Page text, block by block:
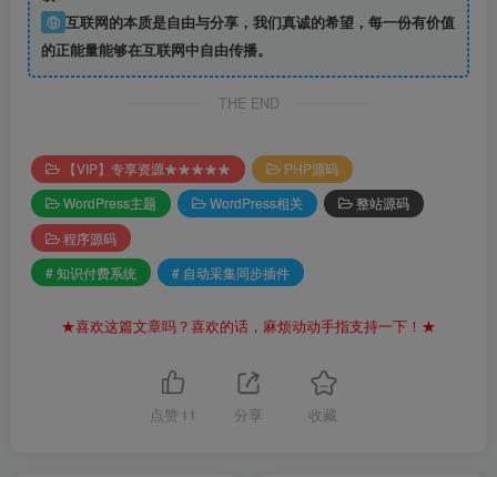
⑨ 互联网的本质是自由与分享，我们真诚的希望，每一份有价值
的正能量能够在互联网中自由传播。
THE END
【VIP】专享资源★★★★★
PHP源码
WordPress主题
WordPress相关
整站源码
程序源码
# 知识付费系统
# 自动采集同步插件
★喜欢这篇文章吗？喜欢的话，麻烦动动手指支持一下！★
点赞 11 分享 收藏